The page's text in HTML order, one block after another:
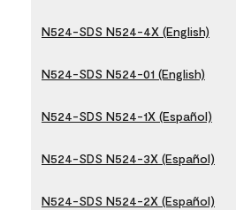
N524-SDS N524-4X (English)
N524-SDS N524-01 (English)
N524-SDS N524-1X (Español)
N524-SDS N524-3X (Español)
N524-SDS N524-2X (Español)